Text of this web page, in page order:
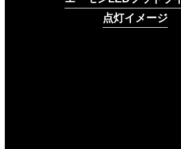
点灯イメージ